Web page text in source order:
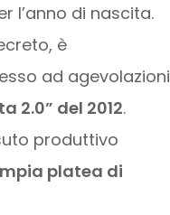
l’anno di nascita.
è
ad agevolazioni
2.0” del 2012.
produttivo
platea di